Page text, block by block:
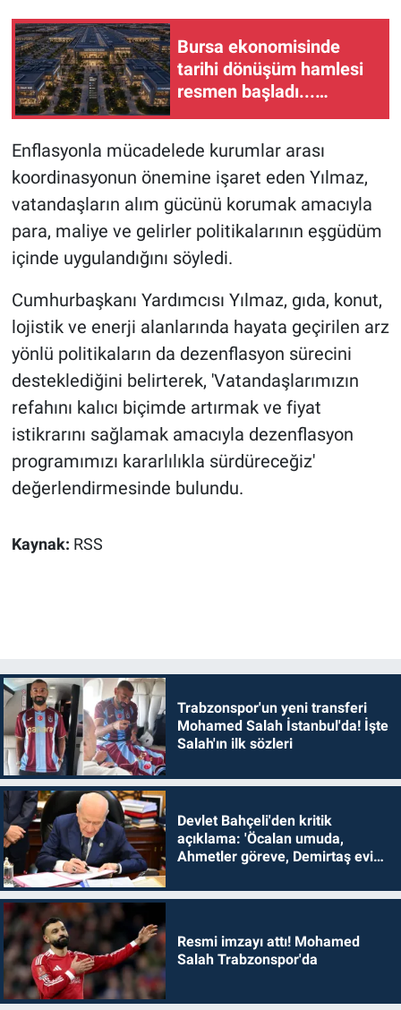
Bursa ekonomisinde
tarihi dönüşüm hamlesi
resmen başladı...
Enflasyonla mücadelede kurumlar arası
koordinasyonun önemine işaret eden Yılmaz,
vatandaşların alım gücünü korumak amacıyla
para, maliye ve gelirler politikalarının eşgüdüm
içinde uygulandığını söyledi.
Cumhurbaşkanı Yardımcısı Yılmaz, gıda, konut,
lojistik ve enerji alanlarında hayata geçirilen arz
yönlü politikaların da dezenflasyon sürecini
desteklediğini belirterek, 'Vatandaşlarımızın
refahını kalıcı biçimde artırmak ve fiyat
istikrarını sağlamak amacıyla dezenflasyon
programımızı kararlılıkla sürdüreceğiz'
değerlendirmesinde bulundu.
Kaynak: RSS
Trabzonspor'un yeni transferi
Mohamed Salah İstanbul'da! İşte
Salah'ın ilk sözleri
Devlet Bahçeli'den kritik
açıklama: 'Öcalan umuda,
Ahmetler göreve, Demirtaş evine
Resmi imzayı attı! Mohamed
Salah Trabzonspor'da